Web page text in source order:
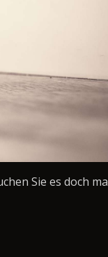
Sie es doch